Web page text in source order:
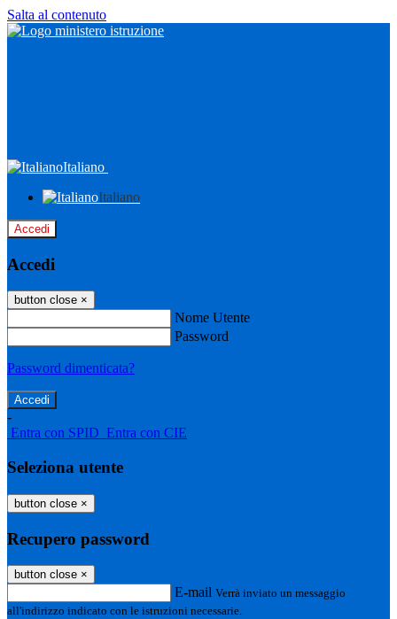
Salta al contenuto
Italiano
Italiano
Accedi
Accedi
button close ×
Nome Utente
Password
Password dimenticata?
-
Entra con SPID Entra con CIE
Seleziona utente
button close ×
Recupero password
button close ×
E-mail Verrà inviato un messaggio
all'indirizzo indicato con le istruzioni necessarie.